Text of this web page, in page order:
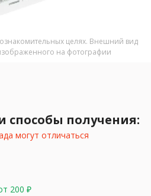
целях. Внешний вид
на фотографии
способы получения:
могут отличаться
200 ₽